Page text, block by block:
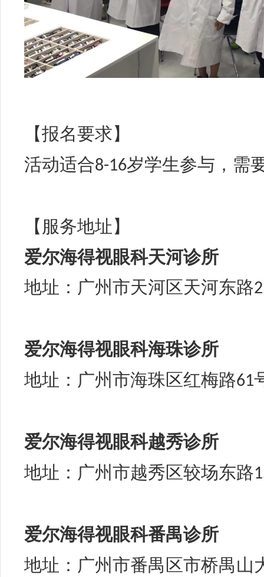
【报名要求】
活动适合8-16岁学生参与，需
【服务地址】
爱尔海得视眼科天河诊所
地址：广州市天河区天河东路
爱尔海得视眼科海珠诊所
地址：广州市海珠区红梅路61
爱尔海得视眼科越秀诊所
地址：广州市越秀区较场东路
爱尔海得视眼科番禺诊所
地址：广州市番禺区市桥禺山